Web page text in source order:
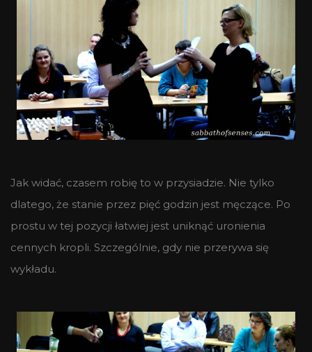
Jak widać, czasem robię to w przysiadzie. Nie tylko
dlatego, że stanie przez pięć godzin jest męczące. Po
prostu w tej pozycji łatwiej jest uniknąć uronienia
cennych kropli. Szczególnie, gdy nie przerywa się
wykładu.